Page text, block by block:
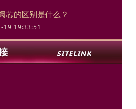
芯的区别是什么？
19 19:33:51